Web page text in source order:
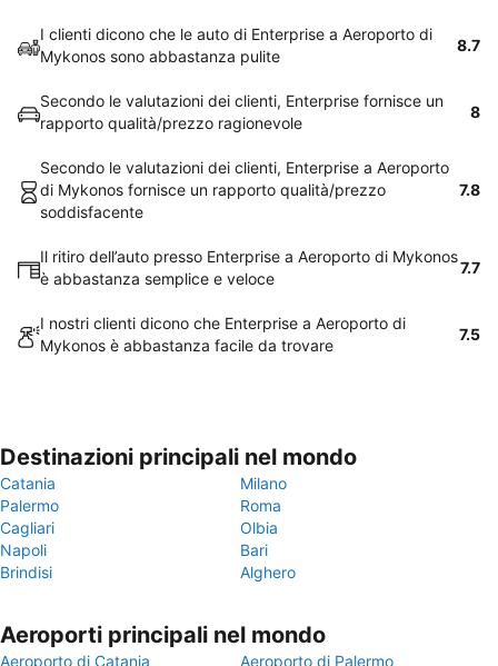
I clienti dicono che le auto di Enterprise a Aeroporto di
Mykonos sono abbastanza pulite
8.7
Secondo le valutazioni dei clienti, Enterprise fornisce un
rapporto qualità/prezzo ragionevole
8
Secondo le valutazioni dei clienti, Enterprise a Aeroporto
di Mykonos fornisce un rapporto qualità/prezzo
soddisfacente
7.8
Il ritiro dell’auto presso Enterprise a Aeroporto di Mykonos
è abbastanza semplice e veloce
7.7
I nostri clienti dicono che Enterprise a Aeroporto di
Mykonos è abbastanza facile da trovare
7.5
Destinazioni principali nel mondo
Catania
Milano
Palermo
Roma
Cagliari
Olbia
Napoli
Bari
Brindisi
Alghero
Aeroporti principali nel mondo
Aeroporto di Catania Aeroporto di Palermo